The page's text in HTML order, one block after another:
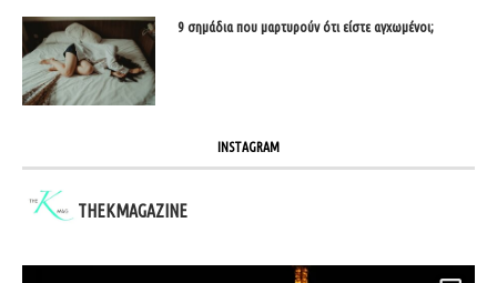
9 σημάδια που μαρτυρούν ότι είστε αγχωμένοι;
INSTAGRAM
THEKMAGAZINE